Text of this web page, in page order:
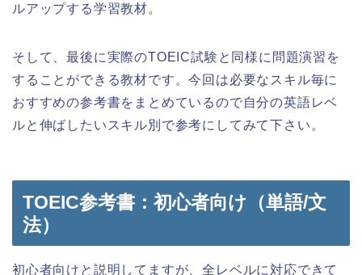
ルアップする学習教材。
そして、最後に実際のTOEIC試験と同様に問題演習を
することができる教材です。今回は必要なスキル毎に
おすすめの参考書をまとめているので自分の英語レベ
ルと伸ばしたいスキル別で参考にしてみて下さい。
TOEIC参考書：初心者向け（単語/文
法）
初心者向けと説明してますが、全レベルに対応できて